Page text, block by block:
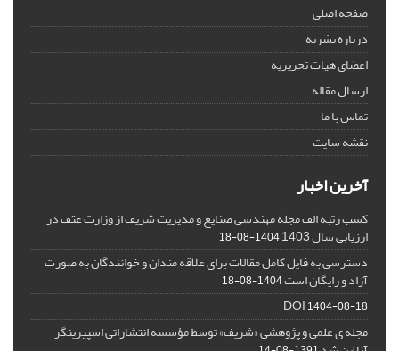
صفحه اصلی
درباره نشریه
اعضای هیات تحریریه
ارسال مقاله
تماس با ما
نقشه سایت
آخرین اخبار
کسب رتبه الف مجله مهندسی صنایع و مدیریت شریف از وزارت عتف در
ارزیابی سال 1403 1404-08-18
دسترسی به فایل کامل مقالات برای علاقه مندان و خوانندگان به صورت
آزاد و رایگان است1404-08-18
DOI1404-08-18
مجله ی علمی و پژوهشی «شریف» توسط مؤسسه انتشاراتی اسپیرینگر